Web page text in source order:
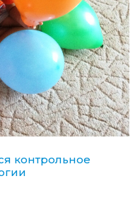
контрольное